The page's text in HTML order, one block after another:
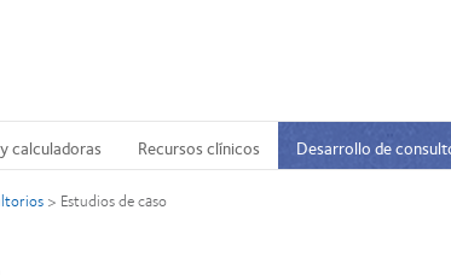
calculadoras Recursos clínicos Desarrollo de
> Estudios de caso